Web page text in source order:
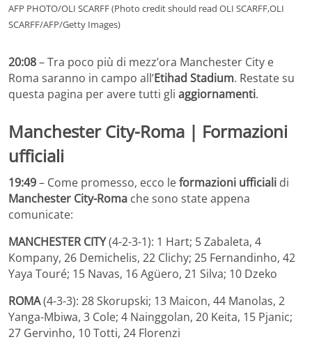
AFP PHOTO/OLI SCARFF (Photo credit should read OLI SCARFF,OLI
SCARFF/AFP/Getty Images)
20:08– Tra poco più di mezz’ora Manchester City e
Roma saranno in campo all’Etihad Stadium. Restate su
questa pagina per avere tutti gli aggiornamenti.
Manchester City-Roma | Formazioni
ufficiali
19:49– Come promesso, ecco leformazioni ufficiali di
Manchester City-Roma che sono state appena
comunicate:
MANCHESTER CITY(4-2-3-1): 1 Hart; 5 Zabaleta, 4
Kompany, 26 Demichelis, 22 Clichy; 25 Fernandinho, 42
Yaya Touré; 15 Navas, 16 Agüero, 21 Silva; 10 Dzeko
ROMA(4-3-3): 28 Skorupski; 13 Maicon, 44 Manolas, 2
Yanga-Mbiwa, 3 Cole; 4 Nainggolan, 20 Keita, 15 Pjanic;
27 Gervinho, 10 Totti, 24 Florenzi